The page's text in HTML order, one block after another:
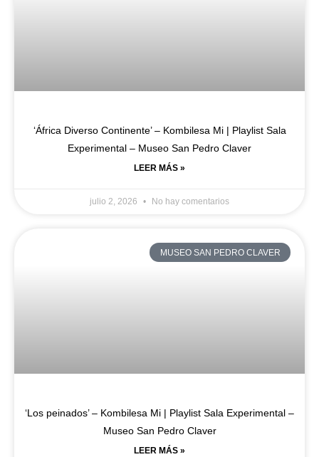
‘África Diverso Continente’ – Kombilesa Mi | Playlist Sala
Experimental – Museo San Pedro Claver
LEER MÁS »
julio 2, 2026 No hay comentarios
MUSEO SAN PEDRO CLAVER
‘Los peinados’ – Kombilesa Mi | Playlist Sala Experimental –
Museo San Pedro Claver
LEER MÁS »